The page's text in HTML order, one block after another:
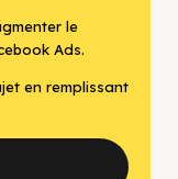
le
Ads.
en remplissant